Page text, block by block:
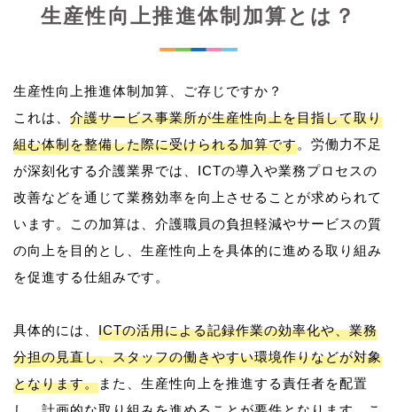
生産性向上推進体制加算とは？
生産性向上推進体制加算、ご存じですか？
これは、 介護サービス事業所が生産性向上を目指して取り
組む体制を整備した際に受けられる加算です。労働力不足
が深刻化する介護業界では、ICTの導入や業務プロセスの
改善などを通じて業務効率を向上させることが求められて
います。この加算は、介護職員の負担軽減やサービスの質
の向上を目的とし、生産性向上を具体的に進める取り組み
を促進する仕組みです。
具体的には、 ICTの活用による記録作業の効率化や、業務
分担の見直し、スタッフの働きやすい環境作りなどが対象
となります。また、生産性向上を推進する責任者を配置